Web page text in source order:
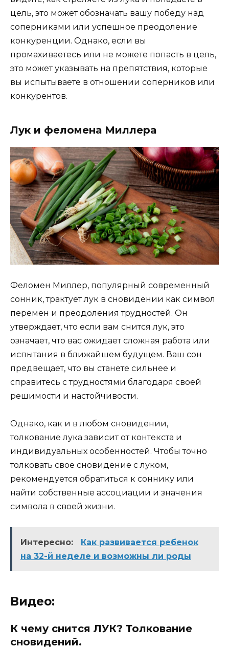
цель, это может обозначать вашу победу над
соперниками или успешное преодоление
конкуренции. Однако, если вы
промахиваетесь или не можете попасть в цель,
это может указывать на препятствия, которые
вы испытываете в отношении соперников или
конкурентов.
Лук и феломена Миллера
Феломен Миллер, популярный современный
сонник, трактует лук в сновидении как символ
перемен и преодоления трудностей. Он
утверждает, что если вам снится лук, это
означает, что вас ожидает сложная работа или
испытания в ближайшем будущем. Ваш сон
предвещает, что вы станете сильнее и
справитесь с трудностями благодаря своей
решимости и настойчивости.
Однако, как и в любом сновидении,
толкование лука зависит от контекста и
индивидуальных особенностей. Чтобы точно
толковать свое сновидение с луком,
рекомендуется обратиться к соннику или
найти собственные ассоциации и значения
символа в своей жизни.
Интересно:
Как развивается ребенок
на 32-й неделе и возможны ли роды
Видео:
К чему снится ЛУК? Толкование
сновидений.